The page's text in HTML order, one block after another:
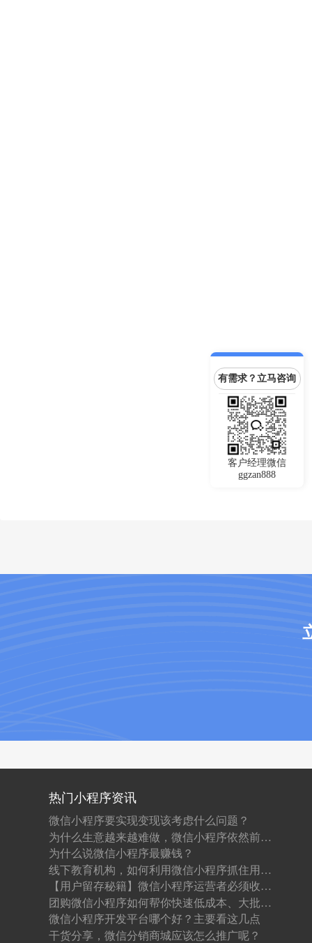
有需求？立马咨询
客户经理微信
ggzan888
热门小程序资讯
微信小程序要实现变现该考虑什么问题？
为什么生意越来越难做，微信小程序依然前景光明？
为什么说微信小程序最赚钱？
线下教育机构，如何利用微信小程序抓住用户？
【用户留存秘籍】微信小程序运营者必须收藏！
团购微信小程序如何帮你快速低成本、大批量卖货？
微信小程序开发平台哪个好？主要看这几点
干货分享，微信分销商城应该怎么推广呢？